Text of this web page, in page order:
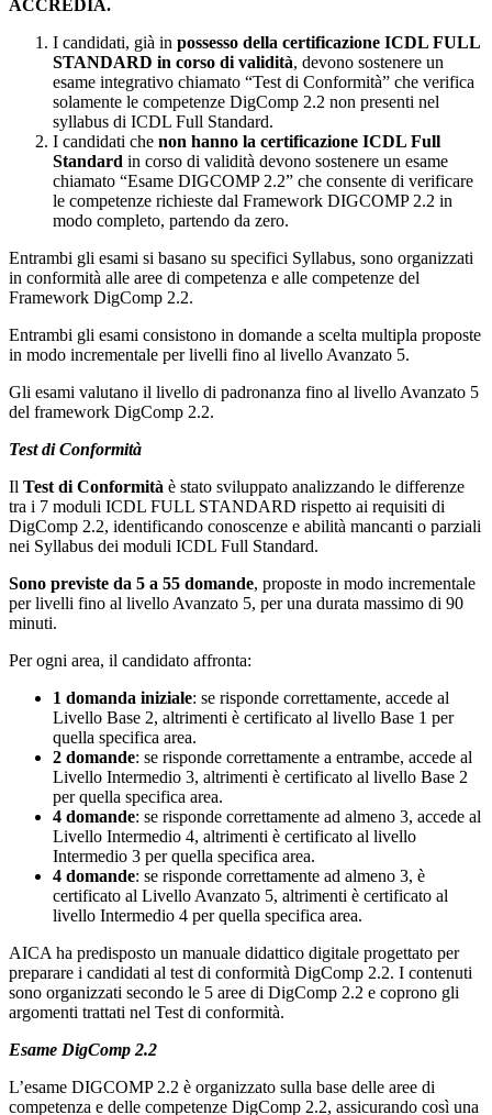
ACCREDIA.
I candidati, già in possesso della certificazione ICDL FULL
STANDARD in corso di validità, devono sostenere un
esame integrativo chiamato “Test di Conformità” che verifica
solamente le competenze DigComp 2.2 non presenti nel
syllabus di ICDL Full Standard.
I candidati che non hanno la certificazione ICDL Full
Standard in corso di validità devono sostenere un esame
chiamato “Esame DIGCOMP 2.2” che consente di verificare
le competenze richieste dal Framework DIGCOMP 2.2 in
modo completo, partendo da zero.
Entrambi gli esami si basano su specifici Syllabus, sono organizzati
in conformità alle aree di competenza e alle competenze del
Framework DigComp 2.2.
Entrambi gli esami consistono in domande a scelta multipla proposte
in modo incrementale per livelli fino al livello Avanzato 5.
Gli esami valutano il livello di padronanza fino al livello Avanzato 5
del framework DigComp 2.2.
Test di Conformità
Il Test di Conformità è stato sviluppato analizzando le differenze
tra i 7 moduli ICDL FULL STANDARD rispetto ai requisiti di
DigComp 2.2, identificando conoscenze e abilità mancanti o parziali
nei Syllabus dei moduli ICDL Full Standard.
Sono previste da 5 a 55 domande, proposte in modo incrementale
per livelli fino al livello Avanzato 5, per una durata massimo di 90
minuti.
Per ogni area, il candidato affronta:
1 domanda iniziale: se risponde correttamente, accede al
Livello Base 2, altrimenti è certificato al livello Base 1 per
quella specifica area.
2 domande: se risponde correttamente a entrambe, accede al
Livello Intermedio 3, altrimenti è certificato al livello Base 2
per quella specifica area.
4 domande: se risponde correttamente ad almeno 3, accede al
Livello Intermedio 4, altrimenti è certificato al livello
Intermedio 3 per quella specifica area.
4 domande: se risponde correttamente ad almeno 3, è
certificato al Livello Avanzato 5, altrimenti è certificato al
livello Intermedio 4 per quella specifica area.
AICA ha predisposto un manuale didattico digitale progettato per
preparare i candidati al test di conformità DigComp 2.2. I contenuti
sono organizzati secondo le 5 aree di DigComp 2.2 e coprono gli
argomenti trattati nel Test di conformità.
Esame DigComp 2.2
L’esame DIGCOMP 2.2 è organizzato sulla base delle aree di
competenza e delle competenze DigComp 2.2, assicurando così una